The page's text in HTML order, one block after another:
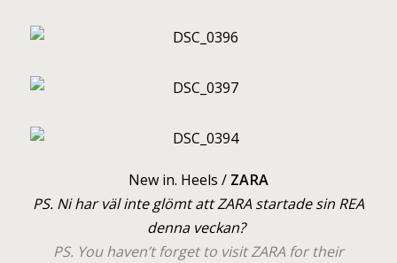
New in. Heels / ZARA
PS. Ni har väl inte glömt att ZARA startade sin REA
denna veckan?
PS. You haven’t forget to visit ZARA for their